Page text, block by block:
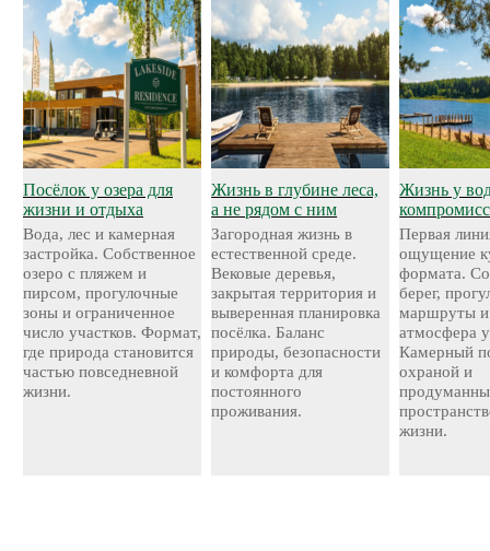
Посёлок у озера для
жизни и отдыха
Вода, лес и камерная
застройка. Собственное
озеро с пляжем и
пирсом, прогулочные
зоны и ограниченное
число участков. Формат,
где природа становится
частью повседневной
жизни.
Жизнь в глубине леса,
а не рядом с ним
Загородная жизнь в
естественной среде.
Вековые деревья,
закрытая территория и
выверенная планировка
посёлка. Баланс
природы, безопасности
и комфорта для
постоянного
проживания.
Жизнь у
Первая
ощущение
формата.
берег,
маршруты и
атмосфера
Камерный
охраной и
жизни.